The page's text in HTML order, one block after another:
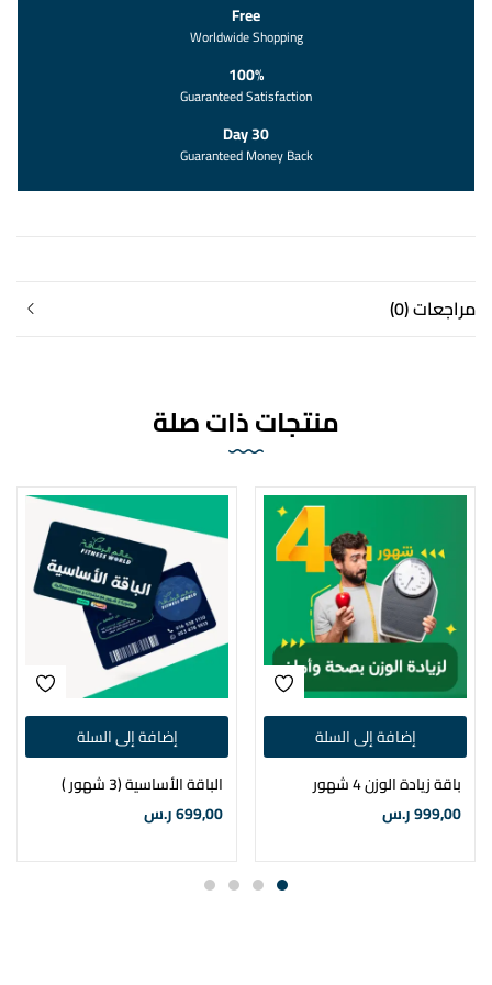
Free
Worldwide Shopping
100%
Guaranteed Satisfaction
30 Day
Guaranteed Money Back
مراجعات (0)
منتجات ذات صلة
إضافة إلى السلة
باقة زيادة الوزن 4 شهور
999,00ر.س
إضافة إلى السلة
الباقة الأساسية (3 شهور )
699,00ر.س